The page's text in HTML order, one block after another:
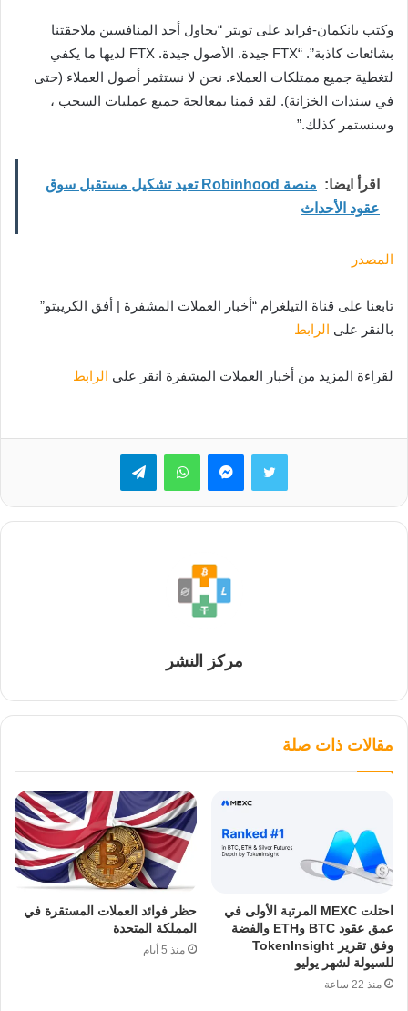
وكتب بانكمان-فرايد على تويتر “يحاول أحد المنافسين ملاحقتنا
بشائعات كاذبة”. “FTX جيدة. الأصول جيدة. FTX لديها ما يكفي
لتغطية جميع ممتلكات العملاء. نحن لا نستثمر أصول العملاء (حتى
في سندات الخزانة). لقد قمنا بمعالجة جميع عمليات السحب ،
وسنستمر كذلك.”
اقرأ ايضا:
منصة Robinhood تعيد تشكيل مستقبل سوق
عقود الأحداث
المصدر
تابعنا على قناة التيلغرام “أخبار العملات المشفرة | أفق الكريبتو”
بالنقر على الرابط
لقراءة المزيد من أخبار العملات المشفرة انقر على الرابط
تويتر ماسنجرواتساب تيلقرام
مركز النشر
مقالات ذات صلة
احتلت MEXC المرتبة الأولى في
عمق عقود BTC وETH والفضة
وفق تقرير TokenInsight
للسيولة لشهر يوليو
منذ 22 ساعة
حظر فوائد العملات المستقرة في
المملكة المتحدة
منذ 5 أيام